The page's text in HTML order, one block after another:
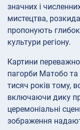
значних і
мистецтва,
пропонують
культури регіону.
Картини
пагорби Матобо та
тисяч років тому,
включаючи дику
церемоніальні
зображення